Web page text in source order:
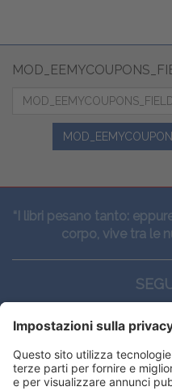
“I libri pesano tanto:
corpo, vive tra le